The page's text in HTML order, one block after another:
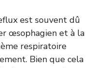
est souvent dû
œsophagien et à la
respiratoire
Bien que cela